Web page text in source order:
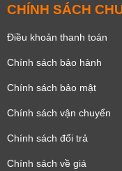
CHÍNH SÁCH
Điều khoản thanh toán
Chính sách bảo hành
Chính sách bảo mật
Chính sách vận chuyển
Chính sách đổi trả
Chính sách về giá